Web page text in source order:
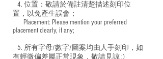
4. 位置：敬請於備註清楚描述刻印位
置，以免產生誤會；
​ Placement: Please mention your preferred
placement clearly, if any;
5. 所有字母/數字/圖案均由人手刻印，如
有輕微偏差屬正常現象，敬請見諒 :)